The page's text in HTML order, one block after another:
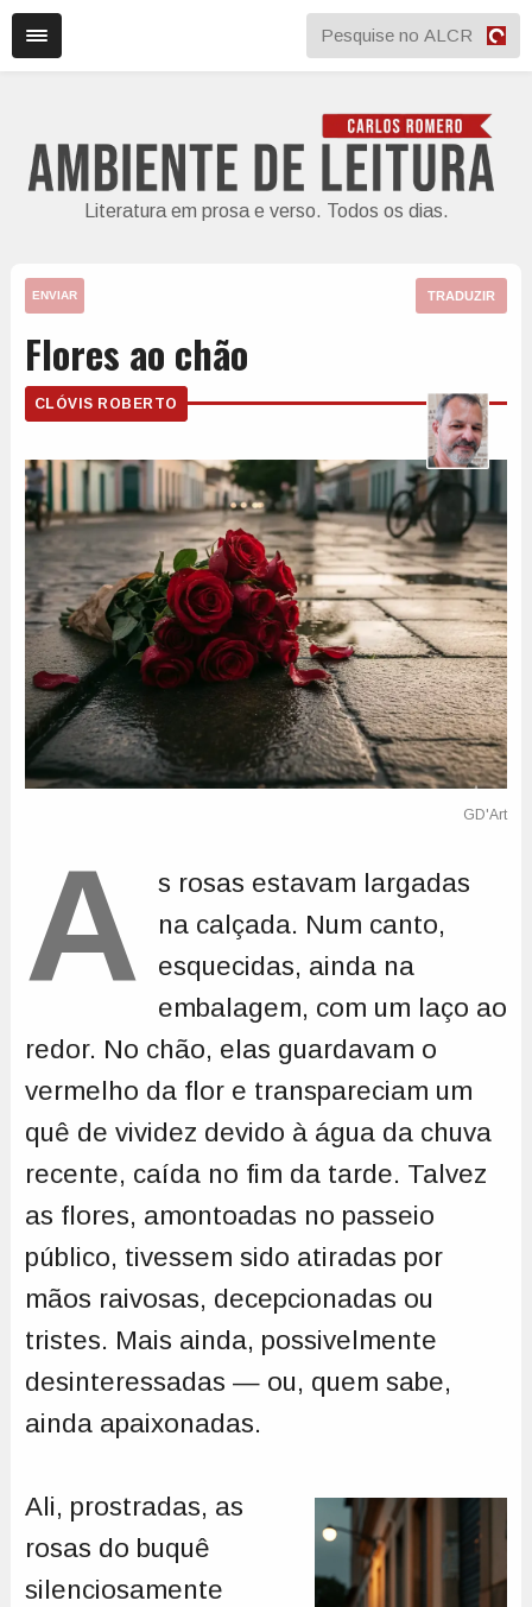
Literatura em prosa e verso. Todos os dias.
ENVIAR TRADUZIR
Flores ao chão
CLÓVIS ROBERTO
A
s rosas estavam largadas
na calçada. Num canto,
esquecidas, ainda na
embalagem, com um laço ao
redor. No chão, elas guardavam o
vermelho da flor e transpareciam um
quê de vividez devido à água da chuva
recente, caída no fim da tarde. Talvez
as flores, amontoadas no passeio
público, tivessem sido atiradas por
mãos raivosas, decepcionadas ou
tristes. Mais ainda, possivelmente
desinteressadas — ou, quem sabe,
ainda apaixonadas.
Ali, prostradas, as
rosas do buquê
silenciosamente